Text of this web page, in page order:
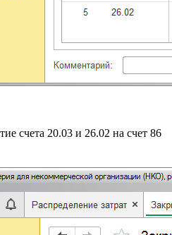
счета 20.03 и 26.02 на счет 86